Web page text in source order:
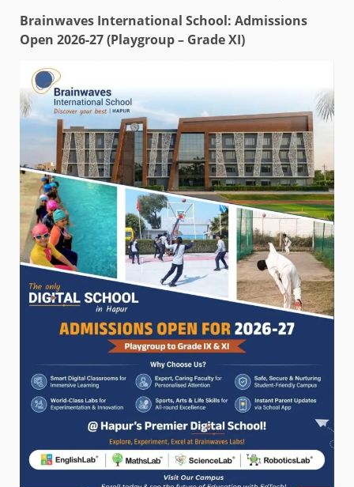
Brainwaves International School: Admissions
Open 2026-27 (Playgroup – Grade XI)